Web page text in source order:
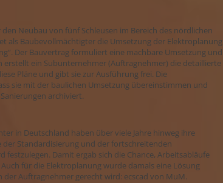
Neubau von fünf Schleusen im Bereich des nördlichen
als Baubevollmächtigter die Umsetzung der Elektroplanung
Der Bauvertrag formuliert eine machbare Umsetzung und
ein Subunternehmer (Auftragnehmer) die detaillierte
Pläne und gibt sie zur Ausführung frei. Die
sie mit der baulichen Umsetzung übereinstimmen und
archiviert.
in Deutschland haben über viele Jahre hinweg ihre
Standardisierung und der fortschreitenden
Damit ergab sich die Chance, Arbeitsabläufe
für die Elektroplanung wurde damals eine Lösung
Auftragnehmer gerecht wird: ecscad von MuM.